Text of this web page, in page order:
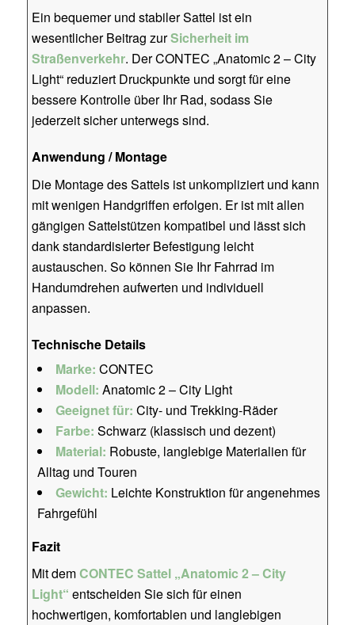
Ein bequemer und stabiler Sattel ist ein
wesentlicher Beitrag zurSicherheit im
Straßenverkehr. Der CONTEC „Anatomic 2 – City
Light“ reduziert Druckpunkte und sorgt für eine
bessere Kontrolle über Ihr Rad, sodass Sie
jederzeit sicher unterwegs sind.
Anwendung / Montage
Die Montage des Sattels ist unkompliziert und kann
mit wenigen Handgriffen erfolgen. Er ist mit allen
gängigen Sattelstützen kompatibel und lässt sich
dank standardisierter Befestigung leicht
austauschen. So können Sie Ihr Fahrrad im
Handumdrehen aufwerten und individuell
anpassen.
Technische Details
Marke: CONTEC
Modell: Anatomic 2 – City Light
Geeignet für: City- und Trekking-Räder
Farbe: Schwarz (klassisch und dezent)
Material: Robuste, langlebige Materialien für
Alltag und Touren
Gewicht: Leichte Konstruktion für angenehmes
Fahrgefühl
Fazit
Mit demCONTEC Sattel „Anatomic 2 – City
Light“ entscheiden Sie sich für einen
hochwertigen, komfortablen und langlebigen